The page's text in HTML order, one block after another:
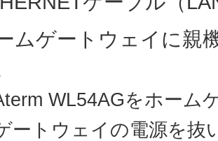
ムゲートウェイに親
WL54AGをホーム
ートウェイの電源を抜